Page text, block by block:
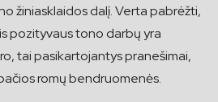
žiniasklaidos dalį. Verta pabrėžti,
pozityvaus tono darbų yra
tai pasikartojantys pranešimai,
romų bendruomenės.